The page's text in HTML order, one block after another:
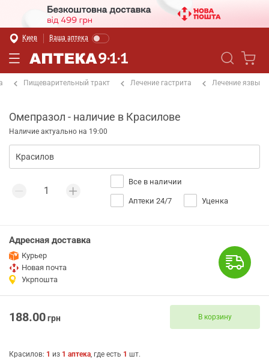
Киев Ваша аптека
Пищеварительный тракт Лечение гастрита Лечение язвы
Омепразол - наличие в Красилове
Наличие актуально на 19:00
Все в наличии
Аптеки 24/7 Уценка
Адресная доставка
Курьер
Новая почта
Укрпошта
188.00грн В корзину
Красилов: 1 из 1 аптека, где есть 1 шт.